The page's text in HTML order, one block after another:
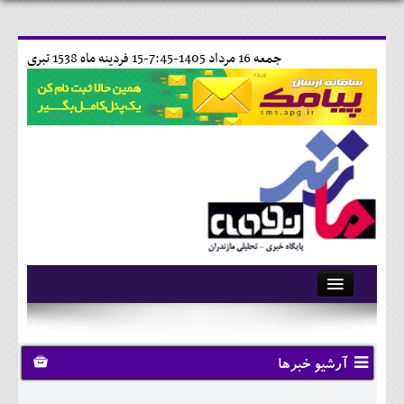
15 فردينه ماه 1538 تبری جمعه 16 مرداد 1405-7:45-
آرشیو
تماس با ما
وبلاگ
آرشیو خبرها